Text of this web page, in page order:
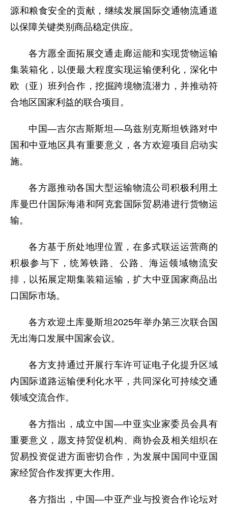
源和粮食安全的贡献，继续发展国际交通物流通道
以保障关键类别商品稳定供应。
各方愿全面拓展交通走廊运能和实现货物运输
集装箱化，以便最大程度实现运输便利化，深化中
欧（亚）班列合作，挖掘跨境物流潜力，并推动符
合地区国家利益的联合项目。
中国—吉尔吉斯斯坦—乌兹别克斯坦铁路对中
国和中亚地区具有重要意义，各方欢迎项目启动实
施。
各方愿推动各国大型运输物流公司积极利用土
库曼巴什国际海港和阿克套国际贸易港进行货物运
输。
各方基于所处地理位置，在多式联运运营商的
积极参与下，统筹铁路、公路、海运领域物流安
排，以拓展定期集装箱运输，扩大中亚国家商品出
口国际市场。
各方欢迎土库曼斯坦2025年举办第三次联合国
无出海口发展中国家会议。
各方支持通过开展行车许可证电子化提升区域
内国际道路运输便利化水平，共同深化可持续交通
领域交流合作。
各方指出，成立中国—中亚实业家委员会具有
重要意义，愿支持贸促机构、商协会及相关组织在
贸易投资促进方面密切合作，为发展中国同中亚国
家经贸合作发挥更大作用。
各方指出，中国—中亚产业与投资合作论坛对